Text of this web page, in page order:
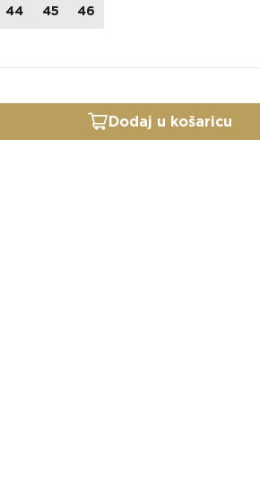
44 45 46
Dodaj u košaricu